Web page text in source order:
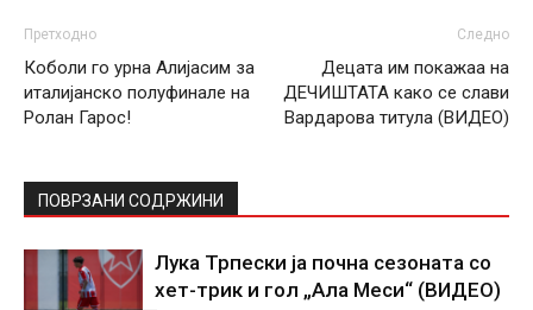
Претходно
Коболи го урна Алијасим за
италијанско полуфинале на
Ролан Гарос!
Следно
Децата им покажаа на
ДЕЧИШТАТА како се слави
Вардарова титула (ВИДЕО)
ПОВРЗАНИ СОДРЖИНИ
Лука Трпески ја почна сезоната со
хет-трик и гол „Ала Меси“ (ВИДЕО)